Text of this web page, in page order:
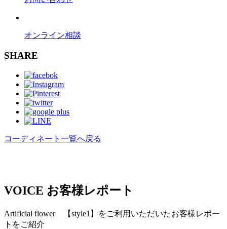
オンライン相談
SHARE
コーディネート一覧へ戻る
VOICE お客様レポート
Artificial flower 【style1】をご利用いただいたお客様レポー
トをご紹介